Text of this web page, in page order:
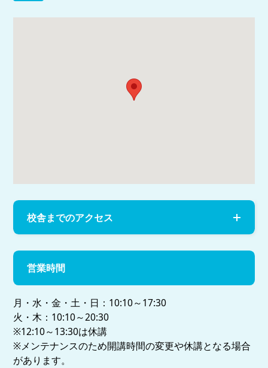
校舎までのアクセス
営業時間
月・水・金・土・日：10:10～17:30
火・木：10:10～20:30
※12:10～13:30は休講
※メンテナンスのため開講時間の変更や休講となる場合
があります。